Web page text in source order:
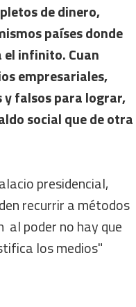
de dinero,
países donde
infinito. Cuan
empresariales,
falsos para lograr,
social que de otra
presidencial,
recurrir a métodos
al poder no hay que
los medios"